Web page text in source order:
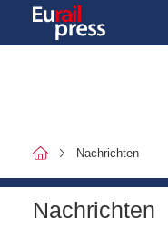
Nachrichten
Nachrichten